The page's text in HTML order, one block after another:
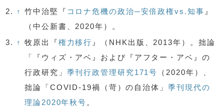
2.
↑ 竹中治堅『 コロナ危機の政治─安倍政権vs.知事 』
（中公新書、2020年）。
3.
↑ 牧原出『権力移行 』（NHK出版、2013年）。拙論
「『ウィズ・アベ』および『アフター・アベ』の
行政研究」 季刊行政管理研究171号
（2020年）、
拙論「COVID-19禍（苛）の自治体」 季刊現代の
理論2020年秋号 。